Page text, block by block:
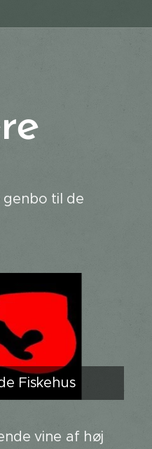
genbo til de
Fiskehus
vine af høj